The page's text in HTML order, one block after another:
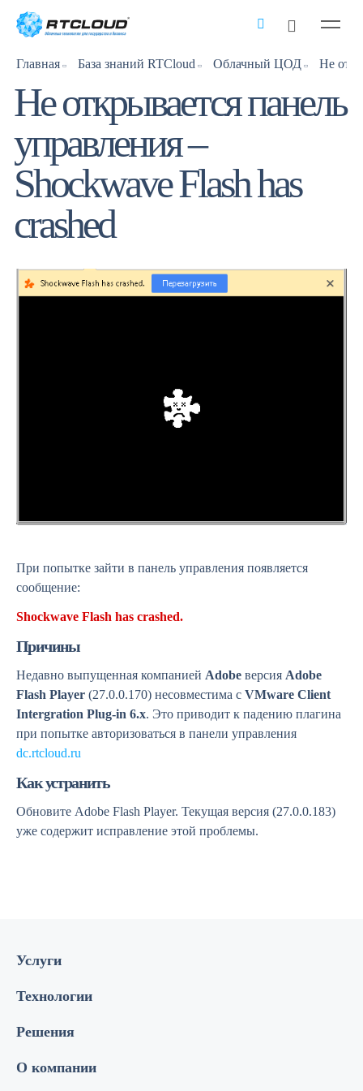
Главная База знаний RTCloud Облачный ЦОД
Не открывается панель
управления –
Shockwave Flash has
crashed
При попытке зайти в панель управления появляется
сообщение:
Shockwave Flash has crashed.
Причины
Недавно выпущенная компанией Adobe версия Adobe
Flash Player (27.0.0.170) несовместима с VMware Client
Intergration Plug-in 6.x. Это приводит к падению плагина
при попытке авторизоваться в панели управления
dc.rtcloud.ru
Как устранить
Обновите Adobe Flash Player. Текущая версия (27.0.0.183)
уже содержит исправление этой проблемы.
Услуги
Технологии
Решения
О компании